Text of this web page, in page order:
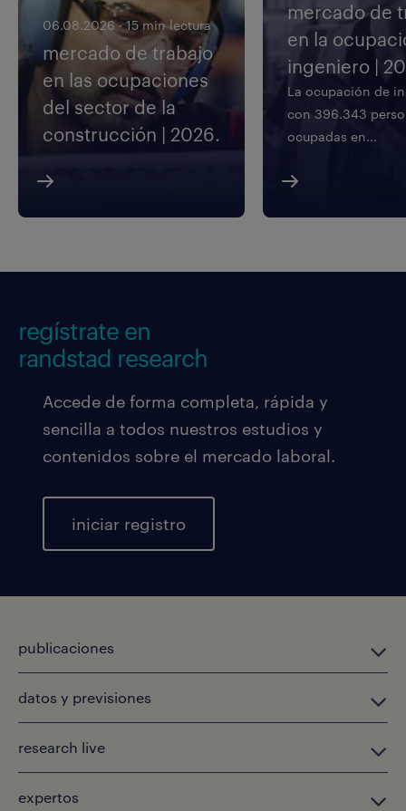
06.08.2026 ·15 min lectura
mercado de trabajo
en las ocupaciones
del sector de la
construcción | 2026.
mercado de
en la
ingeniero |
La ocupación de
con 396.343
ocupadas en...
regístrate en
randstad research
Accede de forma completa, rápida y
sencilla a todos nuestros estudios y
contenidos sobre el mercado laboral.
iniciar registro
publicaciones
datos y previsiones
research live
expertos